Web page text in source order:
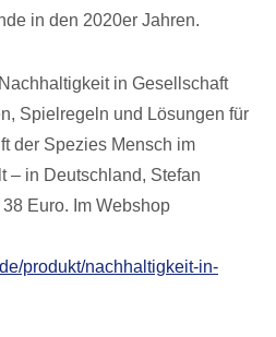
in den 2020er Jahren.
in Gesellschaft
Spielregeln und Lösungen für
der Spezies Mensch im
– in Deutschland, Stefan
Euro. Im Webshop
produkt/nachhaltigkeit-in-